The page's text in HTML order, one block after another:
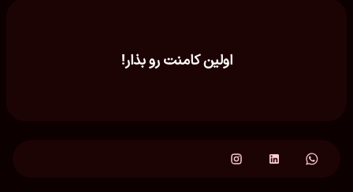
اولین کامنت رو بذار!